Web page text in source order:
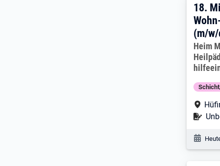
18.
18.
(m/
Heim